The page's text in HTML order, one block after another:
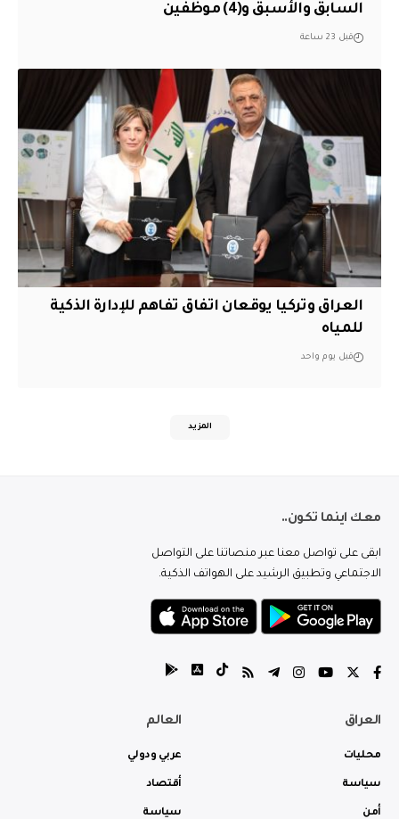
السابق والأسبق و(4) موظفين
قبل 23 ساعة
العراق وتركيا يوقعان اتفاق تفاهم للإدارة الذكية
للمياه
قبل يوم واحد
المزيد
معك اينما تكون..
ابقى على تواصل معنا عبر منصاتنا على التواصل
الاجتماعي وتطبيق الرشيد على الهواتف الذكية.
العراق
محليات
سياسة
أمن
العالم
عربي ودولي
أقتصاد
سياسة